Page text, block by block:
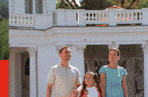
Песков: Минэнерго
меры для решения
с топливом в Крыму